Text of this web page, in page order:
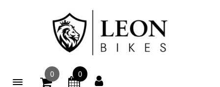
Toggle navigation
0 0